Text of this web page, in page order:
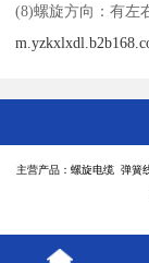
(8)螺旋方向：有左
主营产品：螺旋电缆 弹